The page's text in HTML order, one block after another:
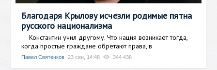
Благодаря Крылову исчезли родимые пятна
русского национализма
Константин учил другому. Что нация возникает тогда,
когда простые граждане обретают права, в
Павел Святенков 23 сен, 14:48 344 436